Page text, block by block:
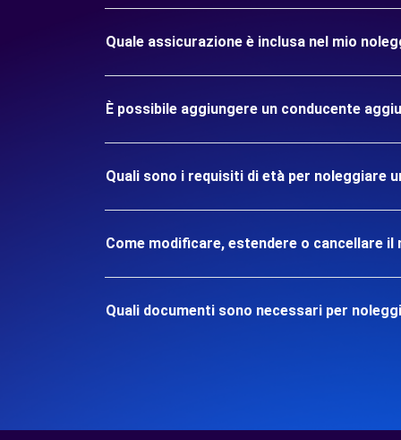
Quale assicurazione è inclusa nel mio
È possibile aggiungere un conducente
Quali sono i requisiti di età per noleggiare
Come modificare, estendere o cancellare il
Quali documenti sono necessari per